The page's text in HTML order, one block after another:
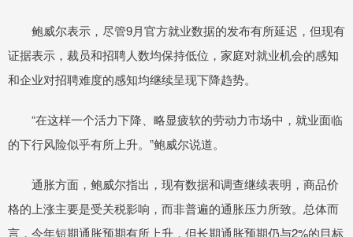
鲍威尔表示，尽管9月官方就业数据的发布有所延迟，但现有
证据表示，裁员和招聘人数均保持低位，家庭对就业机会的感知
和企业对招聘难度的感知均继续呈现下降趋势。
“在这样一个活力下降、略显疲软的劳动力市场中，就业面临
的下行风险似乎有所上升。”鲍威尔说道。
通胀方面，鲍威尔指出，现有数据和调查继续表明，商品价
格的上涨主要是受关税影响，而非普遍的通胀压力所致。总体而
言，今年短期通胀预期有所上升，但长期通胀预期仍与2%的目标